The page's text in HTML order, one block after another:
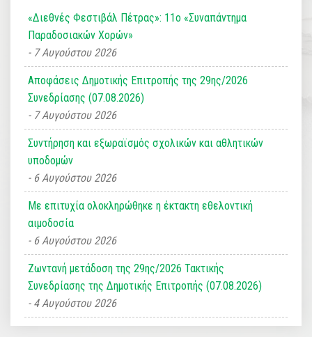
«Διεθνές Φεστιβάλ Πέτρας»: 11ο «Συναπάντημα
Παραδοσιακών Χορών»
7 Αυγούστου 2026
Αποφάσεις Δημοτικής Επιτροπής της 29ης/2026
Συνεδρίασης (07.08.2026)
7 Αυγούστου 2026
Συντήρηση και εξωραϊσμός σχολικών και αθλητικών
υποδομών
6 Αυγούστου 2026
Με επιτυχία ολοκληρώθηκε η έκτακτη εθελοντική
αιμοδοσία
6 Αυγούστου 2026
Ζωντανή μετάδοση της 29ης/2026 Τακτικής
Συνεδρίασης της Δημοτικής Επιτροπής (07.08.2026)
4 Αυγούστου 2026